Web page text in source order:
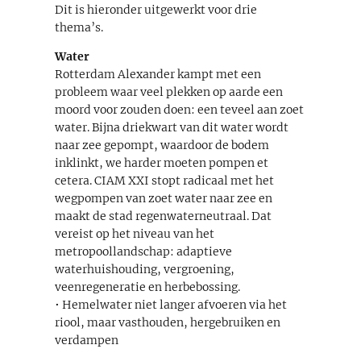
Dit is hieronder uitgewerkt voor drie
thema’s.
Water
Rotterdam Alexander kampt met een
probleem waar veel plekken op aarde een
moord voor zouden doen: een teveel aan zoet
water. Bijna driekwart van dit water wordt
naar zee gepompt, waardoor de bodem
inklinkt, we harder moeten pompen et
cetera. CIAM XXI stopt radicaal met het
wegpompen van zoet water naar zee en
maakt de stad regenwaterneutraal. Dat
vereist op het niveau van het
metropoollandschap: adaptieve
waterhuishouding, vergroening,
veenregeneratie en herbebossing.
• Hemelwater niet langer afvoeren via het
riool, maar vasthouden, hergebruiken en
verdampen